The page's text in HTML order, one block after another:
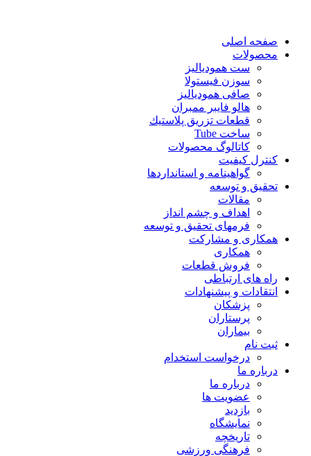
صفحه اصلی
محصولات
ست همودیالیز
سوزن فیستولا
صافی همودیالیز
هالو فایبر ممبران
قطعات تزريق پلاستيك
ساخت Tube
کاتالوگ محصولات
کنترل کیفیت
گواهينامه و استانداردها
تحقيق و توسعه
مقالات
اهداف و چشم انداز
فرمهای تحقیق و توسعه
همکاری و مشارکت
همکاری
فروش قطعات
راه های ارتباطی
انتقادات و پيشنهادات
پزشكان
پرستاران
بيماران
ثبت نام
درخواست استخدام
درباره ما
درباره ما
عضویت ها
بازدید
نمایشگاه
تاريخچه
فرهنگی ورزشی